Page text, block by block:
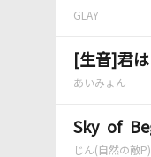
GLAY
[生音]君
あいみょん
Sky of
じん(自然の敵